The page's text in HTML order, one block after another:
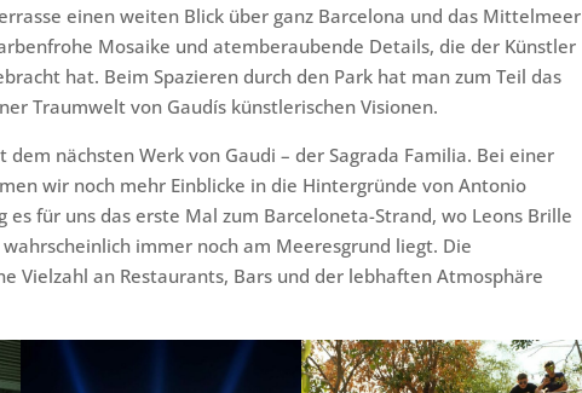
einen weiten Blick über ganz Barcelona und das Mittelmeer
Mosaike und atemberaubende Details, die der Künstler
hat. Beim Spazieren durch den Park hat man zum Teil das
Traumwelt von Gaudís künstlerischen Visionen.
nächsten Werk von Gaudi – der Sagrada Familia. Bei einer
wir noch mehr Einblicke in die Hintergründe von Antonio
es für uns das erste Mal zum Barceloneta-Strand, wo Leons Brille
immer noch am Meeresgrund liegt. Die
Vielzahl an Restaurants, Bars und der lebhaften Atmosphäre